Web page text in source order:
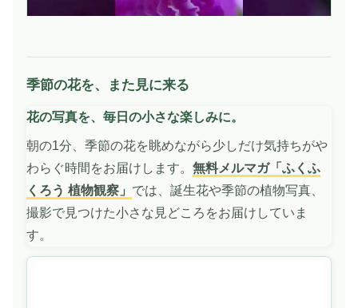
動
画
を
生
季節の花を、また見に来る
花の写真を、毎日の小さな楽しみに。
朝の1分、季節の花を眺めながら少しだけ気持ちがや
わらぐ時間をお届けします。 無料メルマガ「ふくふ
くろう 植物観察」 では、誕生花や季節の植物写真、
撮影で見つけた小さな見どころをお届けしていま
す。